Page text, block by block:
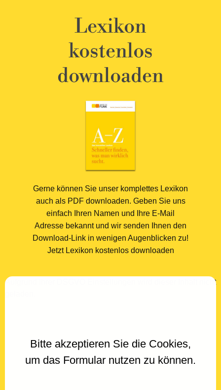
Lexikon
kostenlos
downloaden
Gerne können Sie unser komplettes Lexikon
auch als PDF downloaden. Geben Sie uns
einfach Ihren Namen und Ihre E-Mail
Adresse bekannt und wir senden Ihnen den
Download-Link in wenigen Augenblicken zu!
Jetzt Lexikon kostenlos downloaden
Aufgrund Ihrer DSGVO Einstellungen wird dieser Inhalt nicht
Bitte akzeptieren Sie die Cookies,
um das Formular nutzen zu können.